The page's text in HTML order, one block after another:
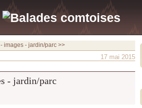
images - jardin/parc >>
17 mai 2015